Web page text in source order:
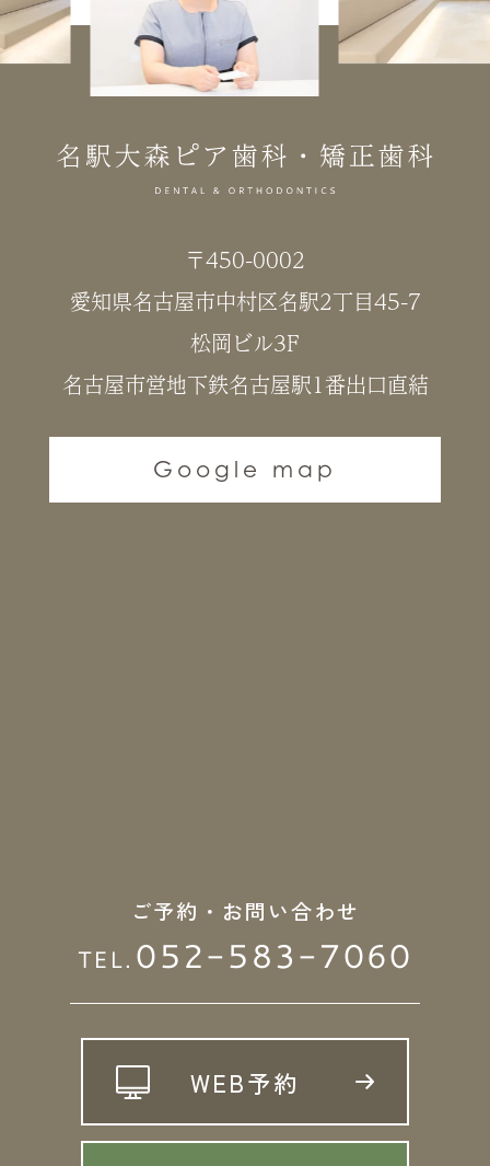
〒450-0002
愛知県名古屋市中村区名駅2丁目45-7
松岡ビル3F
名古屋市営地下鉄名古屋駅1番出口直結
Google map
ご予約・お問い合わせ
TEL. 052-583-7060
WEB予約